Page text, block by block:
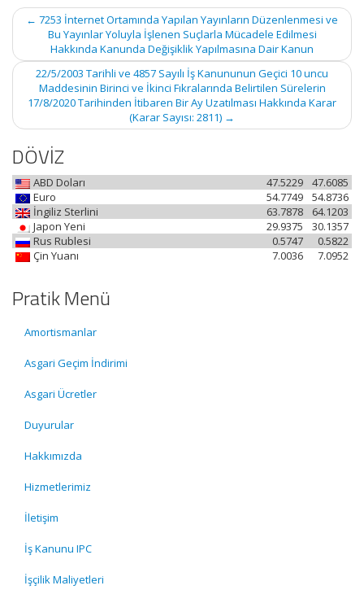
Post
navigation
← 7253 İnternet Ortamında Yapılan Yayınların Düzenlenmesi ve
Bu Yayınlar Yoluyla İşlenen Suçlarla Mücadele Edilmesi
Hakkında Kanunda Değişiklik Yapılmasına Dair Kanun
22/5/2003 Tarihli ve 4857 Sayılı İş Kanununun Geçici 10 uncu
Maddesinin Birinci ve İkinci Fıkralarında Belirtilen Sürelerin
17/8/2020 Tarihinden İtibaren Bir Ay Uzatılması Hakkında Karar
(Karar Sayısı: 2811) →
DÖVİZ
ABD Doları 47.6085
47.5229
Euro
54.8736
54.7749
İngiliz Sterlini
64.1203
63.7878
Japon Yeni
30.1357
29.9375
Rus Rublesi
0.5822
0.5747
Çin Yuanı
7.0952
7.0036
Pratik Menü
Amortismanlar
Asgari Geçim İndirimi
Asgari Ücretler
Duyurular
Hakkımızda
Hizmetlerimiz
İletişim
İş Kanunu IPC
İşçilik Maliyetleri